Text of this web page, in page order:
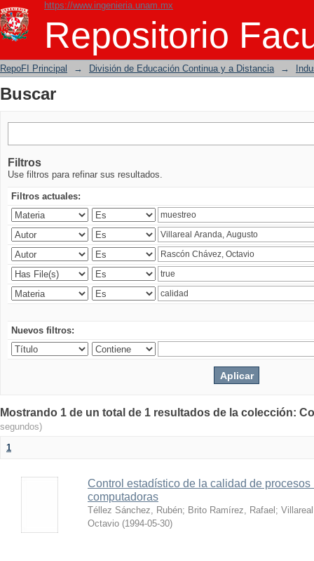
https://www.ingenieria.unam.mx
Repositorio
Buscar
RepoFI Principal → División de Educación Continua y a Distancia →
Buscar
Filtros
Use filtros para refinar sus resultados.
Filtros actuales:
Nuevos filtros:
Mostrando 1 de un total de 1 resultados de la colección:
segundos)
1
Control estadístico de la calidad de
computadoras
Téllez Sánchez, Rubén; Brito Ramírez, Rafael ;
Octavio (1994-05-30)